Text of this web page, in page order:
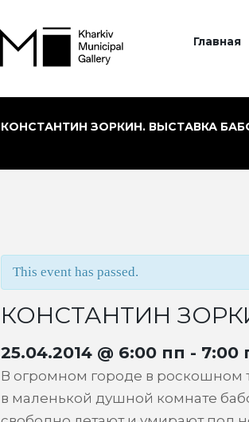
Главная
КОНСТАНТИН ЗОРКИН. ВЫСТАВКА
This event has passed.
КОНСТАНТИН
25.04.2014 @ 6:00 пп - 7:00
В огромном городе в роскошном
в маленькой душной комнате